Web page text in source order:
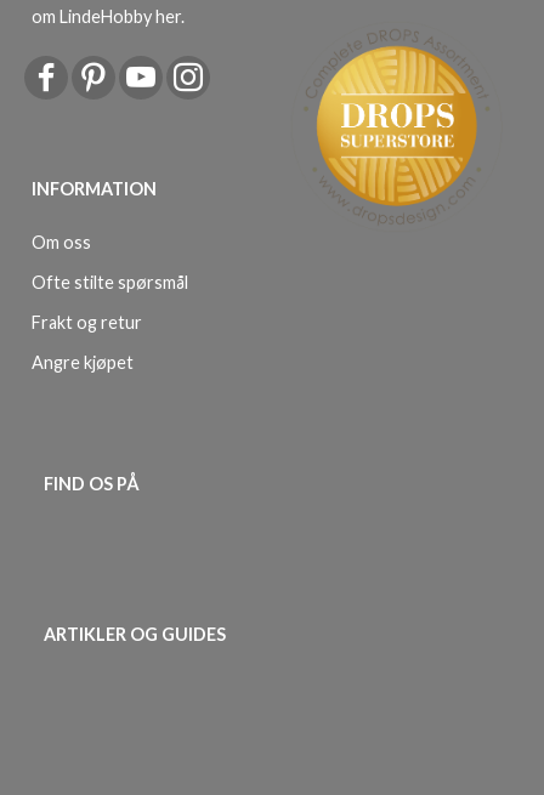
om LindeHobby her.
INFORMATION
Om oss
Ofte stilte spørsmål
Frakt og retur
Angre kjøpet
FIND OS PÅ
ARTIKLER OG GUIDES